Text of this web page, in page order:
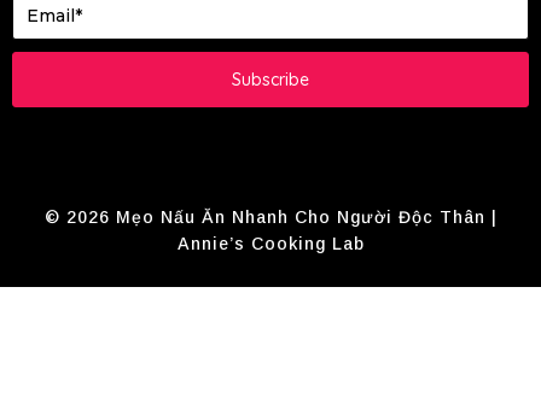
Subscribe
© 2026 Mẹo Nấu Ăn Nhanh Cho Người Độc Thân |
Annie’s Cooking Lab